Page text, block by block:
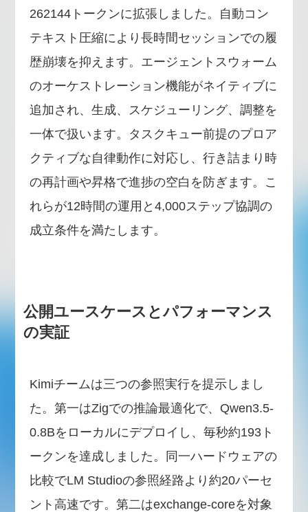
262144トークンに拡張しました。自動コン
テキスト圧縮により長時間セッションでの履
歴崩壊を抑えます。エージェントスウォーム
のオーケストレーション機能がネイティブに
追加され、生成、スケジューリング、調整を
一体で扱います。タスクキュー前提のプロア
クティブな自律動作に対応し、行き詰まり時
の再計画や昇格で進捗の空白を防ぎます。こ
れらが12時間の運用と4,000ステップ協調の
成立条件を満たします。
公開ユースケースとパフォーマンス
の実証
Kimiチームは三つの参照実行を提示しまし
た。第一はZigでの推論最適化で、Qwen3.5-
0.8Bをローカルにデプロイし、毎秒約193ト
ークンを達成しました。同一ハードウェアの
比較でLM Studioの参照経路より約20パーセ
ント高速です。第二はexchange-coreを対象